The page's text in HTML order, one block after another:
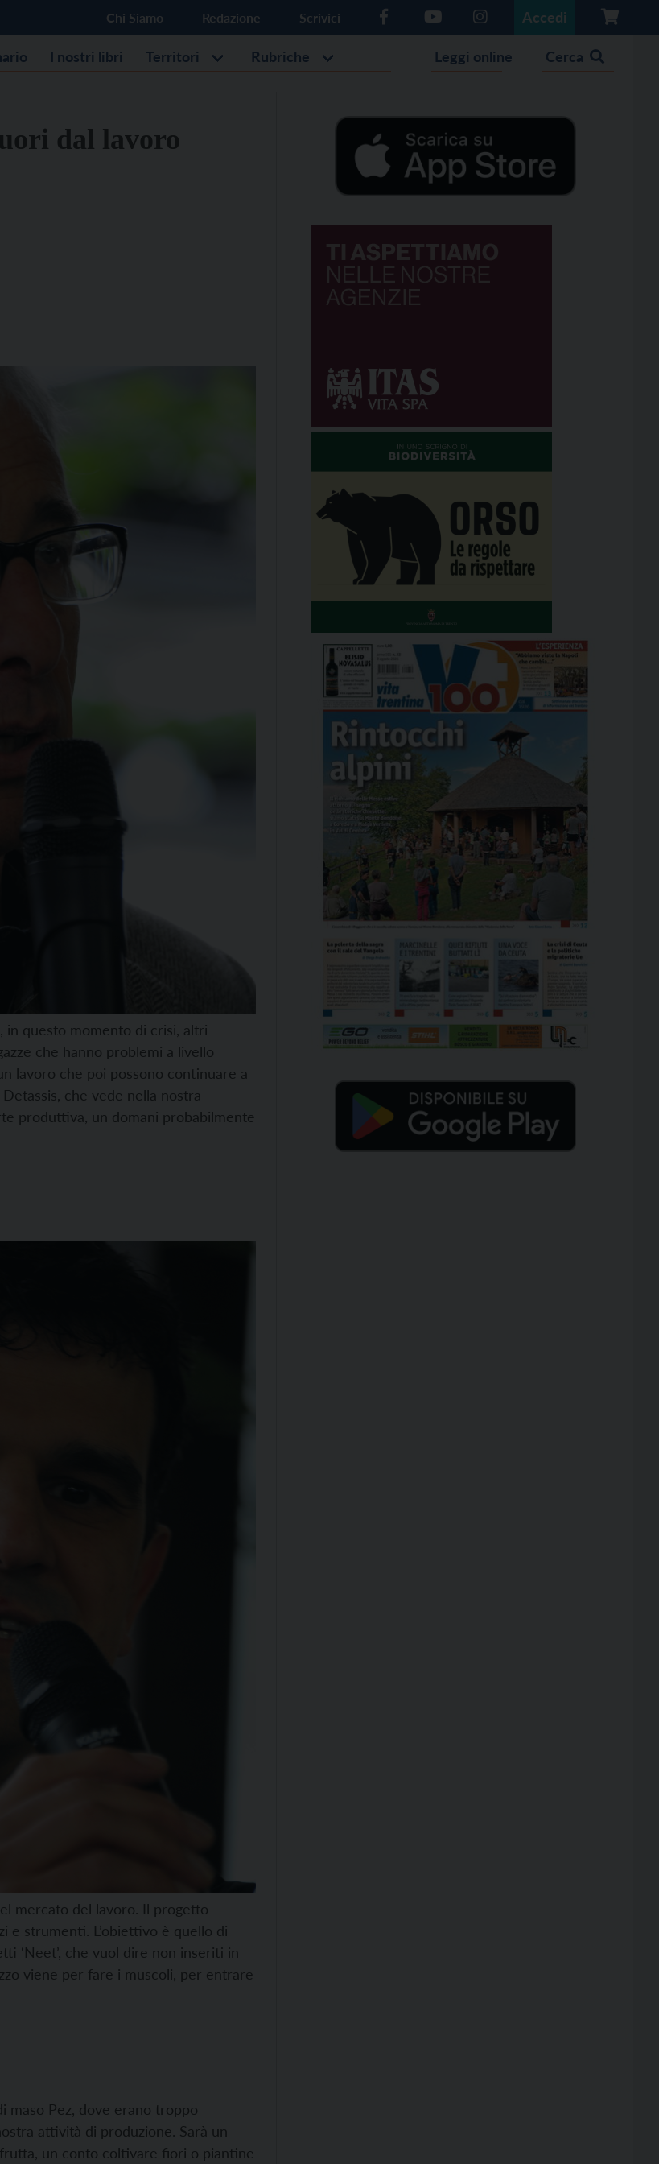
Chi Siamo Redazione Scrivici Accedi
I nostri libri Territori Rubriche Leggi online Cerca
dal lavoro
in questo momento di crisi, altri
che hanno problemi a livello
lavoro che poi possono continuare a
che vede nella nostra
produttiva, un domani probabilmente
mercato del lavoro. Il progetto
e strumenti. L’obiettivo è quello di
‘Neet’, che vuol dire non inseriti in
viene per fare i muscoli, per entrare
maso Pez, dove erano troppo
attività di produzione. Sarà un
un conto coltivare fiori o piantine